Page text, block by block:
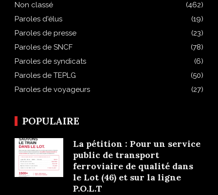
Non classé
(462)
Paroles d'élus
(19)
Paroles de presse
(23)
Paroles de SNCF
(78)
Paroles de syndicats
(6)
Paroles de TEPLG
(50)
Paroles de voyageurs
(27)
POPULAIRE
La pétition : Pour un service
public de transport
ferroviaire de qualité dans
le Lot (46) et sur la ligne
P.O.L.T